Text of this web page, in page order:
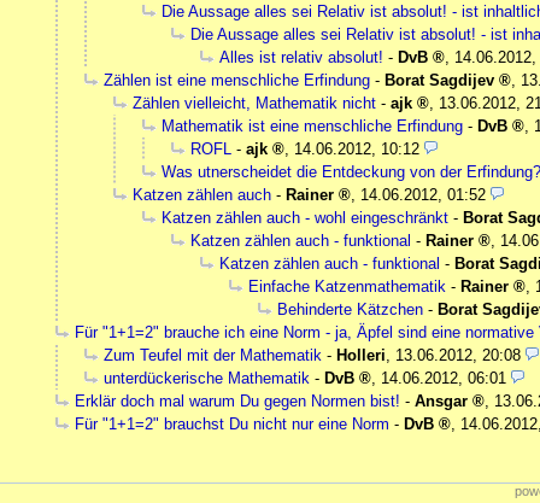
Die Aussage alles sei Relativ ist absolut! - ist
Die Aussage alles sei Relativ ist absolut! - ist
Alles ist relativ absolut! - DvB
Zählen ist eine menschliche Erfindung - Borat Sagdijev
Zählen vielleicht, Mathematik nicht - ajk
13.06.2012,
Mathematik ist eine menschliche Erfindung - DvB
ROFL - ajk
14.06.2012, 10:12
Was utnerscheidet die Entdeckung von der Erfindung?
Katzen zählen auch - Rainer
14.06.2012, 01:52
Katzen zählen auch - wohl eingeschränkt - Borat
Katzen zählen auch - funktional - Rainer
Katzen zählen auch - funktional - Borat
Einfache Katzenmathematik - Rainer
Behinderte Kätzchen - Borat
Für "1+1=2" brauche ich eine Norm - ja, Äpfel sind eine normative
Zum Teufel mit der Mathematik - Holleri
13.06.2012, 20:08
unterdückerische Mathematik - DvB
14.06.2012, 06:01
Erklär doch mal warum Du gegen Normen bist! - Ansgar
Für "1+1=2" brauchst Du nicht nur eine Norm - DvB